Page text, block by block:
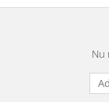
SPARK
STATUARIO
Nu